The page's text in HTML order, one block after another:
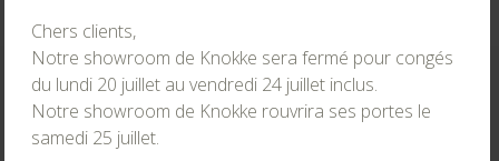
Contacter
Adek®bv
Chers clients,
Notre showroom de Knokke sera fermé pour congés
du lundi 20 juillet au vendredi 24 juillet inclus.
Notre showroom de Knokke rouvrira ses portes le
samedi 25 juillet.